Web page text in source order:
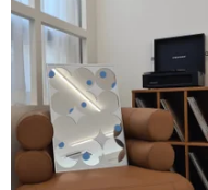
產地: 台灣